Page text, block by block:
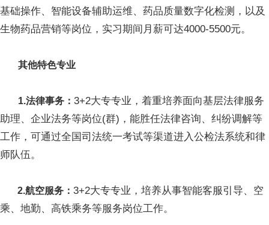
基础操作、智能设备辅助运维、药品质量数字化检测，以及
生物药品营销等岗位，实习期间月薪可达4000-5500元。
其他特色专业
1.法律事务： 3+2大专专业，着重培养面向基层法律服务
助理、企业法务等岗位(群)，能胜任法律咨询、纠纷调解等
工作，可通过全国司法统一考试等渠道进入公检法系统和律
师队伍。
2.航空服务： 3+2大专专业，培养从事智能客服引导、空
乘、地勤、高铁乘务等服务岗位工作。